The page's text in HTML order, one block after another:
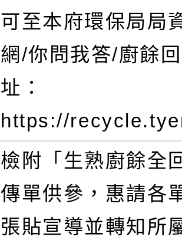
可至本府環保局局
網/你問我答/廚餘
址：
https://
檢附「生熟廚餘全
傳單供參，惠請各
張貼宣導並轉知所